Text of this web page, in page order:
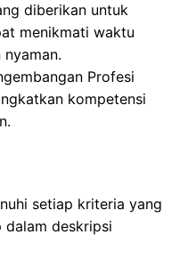
diberikan untuk
menikmati waktu
Profesi
kompetensi
setiap kriteria yang
dalam deskripsi